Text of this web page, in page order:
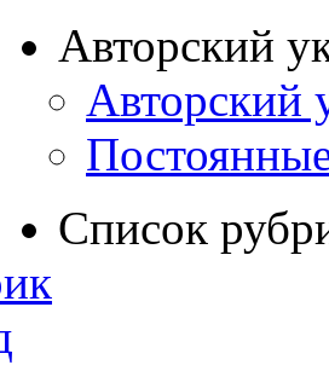
Авторский
Авторский
Список